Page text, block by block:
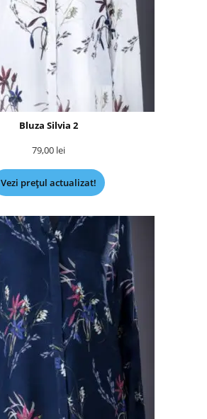
Bluza Silvia 2
79,00 lei
Vezi prețul actualizat!